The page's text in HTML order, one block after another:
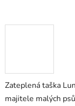
Zateplená taška
majitele malých